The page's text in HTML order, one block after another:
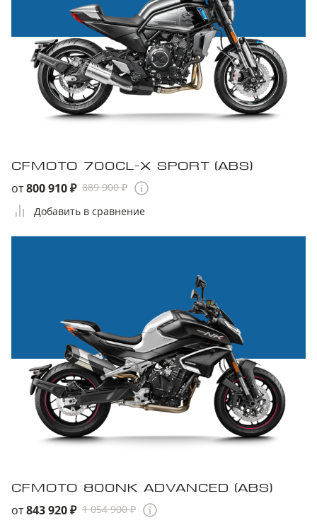
CFMOTO 700CL-X SPORT (ABS)
от800 910 ₽ 889 900 ₽
Добавить в сравнение
CFMOTO 800NK ADVANCED (ABS)
от843 920 ₽ 1 054 900 ₽